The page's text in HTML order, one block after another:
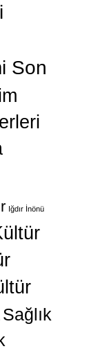
Son
Iğdır İnönü
Sağlık